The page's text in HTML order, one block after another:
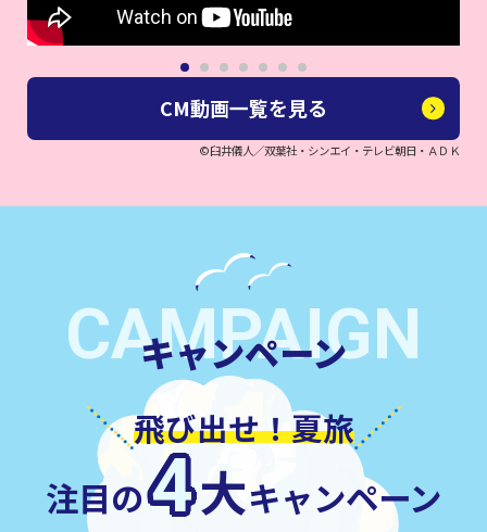
1 2 3 4 5 6 7
CM動画一覧を見る
©臼井儀人／双葉社・シンエイ・テレビ朝日・ＡＤＫ
CAMPAIGN
キャンペーン
飛び出せ！夏旅
注目の4大キャンペーン